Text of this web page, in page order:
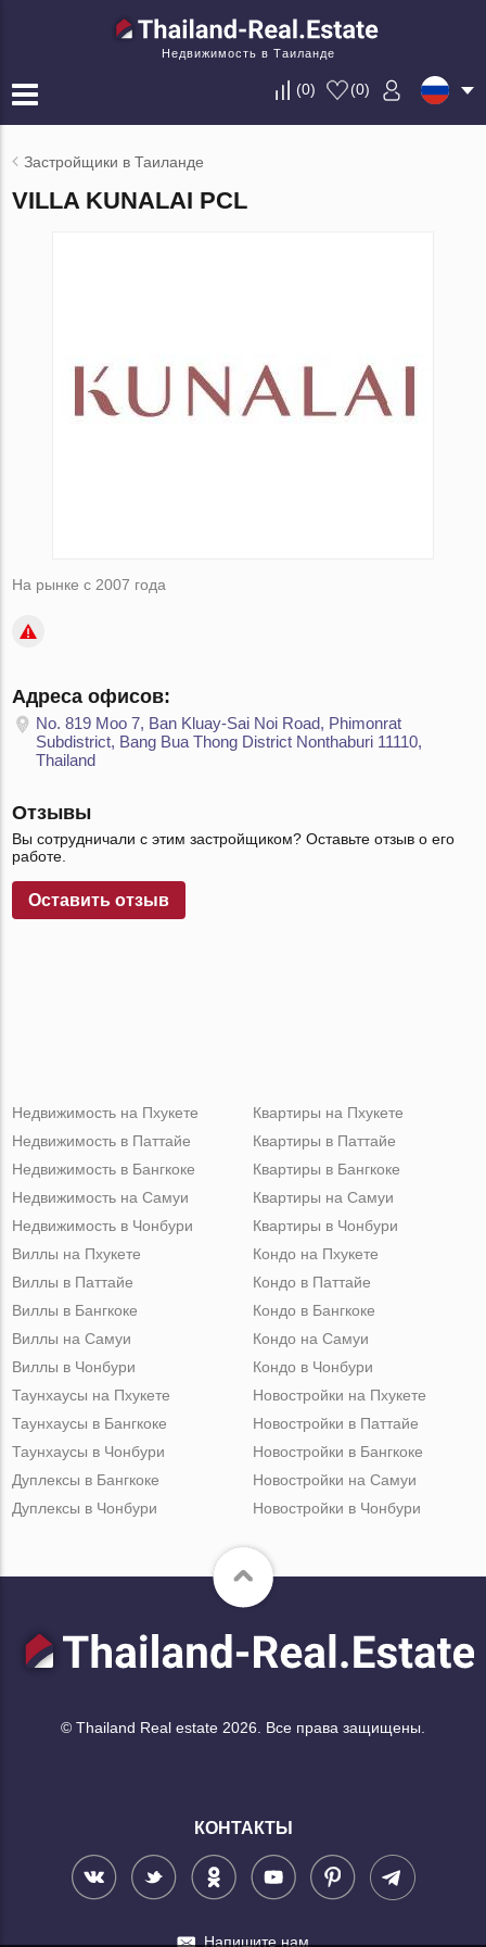
Недвижимость в Таиланде
(0) (0)
Застройщики в Таиланде
VILLA KUNALAI PCL
На рынке с 2007 года
Адреса офисов:
No. 819 Moo 7, Ban Kluay-Sai Noi Road, Phimonrat
Subdistrict, Bang Bua Thong District Nonthaburi 11110,
Thailand
Отзывы
Вы сотрудничали с этим застройщиком? Оставьте отзыв о его
работе.
Оставить отзыв
Недвижимость на Пхукете
Недвижимость в Паттайе
Недвижимость в Бангкоке
Недвижимость на Самуи
Недвижимость в Чонбури
Квартиры на Пхукете
Квартиры в Паттайе
Квартиры в Бангкоке
Квартиры на Самуи
Квартиры в Чонбури
Виллы на Пхукете
Виллы в Паттайе
Виллы в Бангкоке
Виллы на Самуи
Виллы в Чонбури
Кондо на Пхукете
Кондо в Паттайе
Кондо в Бангкоке
Кондо на Самуи
Кондо в Чонбури
Таунхаусы на Пхукете
Таунхаусы в Бангкоке
Таунхаусы в Чонбури
Дуплексы в Бангкоке
Дуплексы в Чонбури
Новостройки на Пхукете
Новостройки в Паттайе
Новостройки в Бангкоке
Новостройки на Самуи
Новостройки в Чонбури
© Thailand Real estate 2026. Все права защищены.
КОНТАКТЫ
Напишите нам